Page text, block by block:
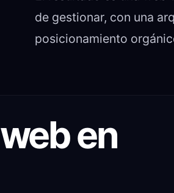
de gestionar, con una
posicionamiento
en